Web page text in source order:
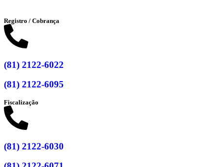
Registro / Cobrança
(81) 2122-6022
(81) 2122-6095
Fiscalização
(81) 2122-6030